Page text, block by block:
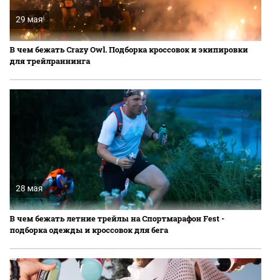
29 мая
В чем бежать Crazy Owl. Подборка кроссовок и экипировки
для трейлраннинга
28 мая
В чем бежать летние трейлы на Спортмарафон Fest -
подборка одежды и кроссовок для бега